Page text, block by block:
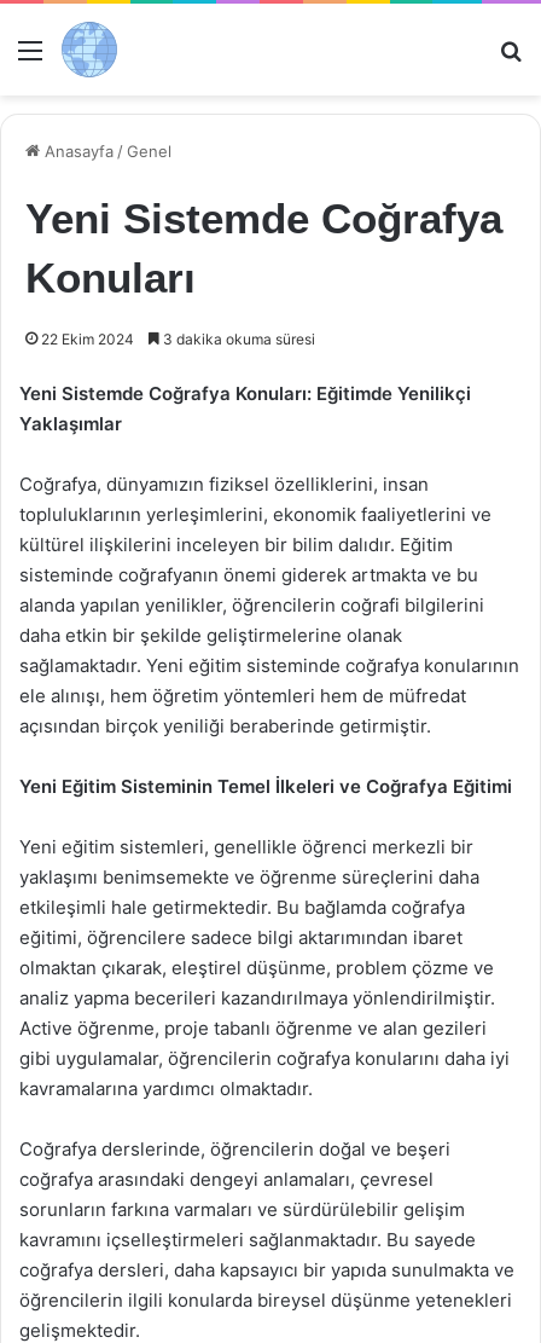
Menü
Anasayfa /Genel
Yeni Sistemde Coğrafya
Konuları
22 Ekim 2024 3 dakika okuma süresi
Yeni Sistemde Coğrafya Konuları: Eğitimde Yenilikçi
Yaklaşımlar
Coğrafya, dünyamızın fiziksel özelliklerini, insan
topluluklarının yerleşimlerini, ekonomik faaliyetlerini ve
kültürel ilişkilerini inceleyen bir bilim dalıdır. Eğitim
sisteminde coğrafyanın önemi giderek artmakta ve bu
alanda yapılan yenilikler, öğrencilerin coğrafi bilgilerini
daha etkin bir şekilde geliştirmelerine olanak
sağlamaktadır. Yeni eğitim sisteminde coğrafya konularının
ele alınışı, hem öğretim yöntemleri hem de müfredat
açısından birçok yeniliği beraberinde getirmiştir.
Yeni Eğitim Sisteminin Temel İlkeleri ve Coğrafya Eğitimi
Yeni eğitim sistemleri, genellikle öğrenci merkezli bir
yaklaşımı benimsemekte ve öğrenme süreçlerini daha
etkileşimli hale getirmektedir. Bu bağlamda coğrafya
eğitimi, öğrencilere sadece bilgi aktarımından ibaret
olmaktan çıkarak, eleştirel düşünme, problem çözme ve
analiz yapma becerileri kazandırılmaya yönlendirilmiştir.
Active öğrenme, proje tabanlı öğrenme ve alan gezileri
gibi uygulamalar, öğrencilerin coğrafya konularını daha iyi
kavramalarına yardımcı olmaktadır.
Coğrafya derslerinde, öğrencilerin doğal ve beşeri
coğrafya arasındaki dengeyi anlamaları, çevresel
sorunların farkına varmaları ve sürdürülebilir gelişim
kavramını içselleştirmeleri sağlanmaktadır. Bu sayede
coğrafya dersleri, daha kapsayıcı bir yapıda sunulmakta ve
öğrencilerin ilgili konularda bireysel düşünme yetenekleri
gelişmektedir.